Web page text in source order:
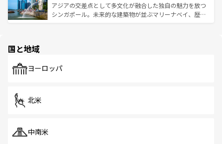
が待っている。親しみやすいタイの人々、仏教を中心とし
た文化、そして多様な観光資源が、訪れる旅人を魅了し続
ており、効率よく見どころを回れるのも魅力。息をのむよ
うな絶景から文化的な体験まで、香港を存分に楽しみ尽く
アジアの交差点として多文化が融合した独自の魅力を放つ
シンガポール。未来的な建築物が並ぶマリーナベイ、歴史
で、ホーカーズは地元の風情を楽しめる外せないスポット
国と地域
ヨーロッパ
北米
中南米